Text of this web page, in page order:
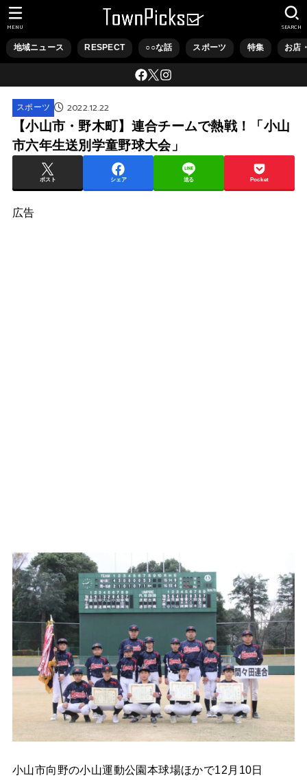
地域ニュース RESPECT ○○な話 スポーツ 特集 お店
SEARCH
MENU
スポーツ 2022.12.22
【小山市・野木町】連合チームで熱戦！「小山
市六年生送別学童野球大会」
ポスト シェア 送る Pocket
広告
小山市向野の小山運動公園本球場ほかで12月10日